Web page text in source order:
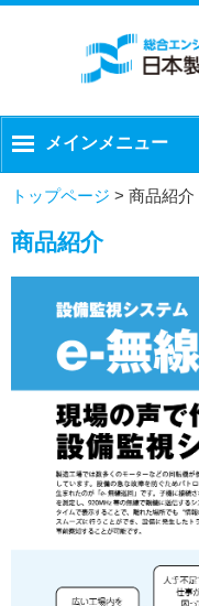
メインメニュー
トップページ > 商品紹介
商品紹介